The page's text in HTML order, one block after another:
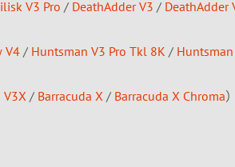
V3 Pro / DeathAdder V3 / DeathAdder
V4/ Huntsman V3 Pro Tkl 8K /
V3X / Barracuda X / Barracuda X Chroma